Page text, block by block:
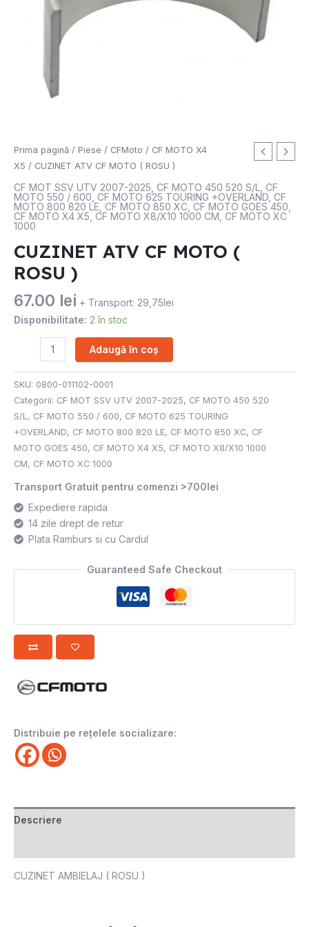
Prima pagină / Piese / CFMoto / CF MOTO X4
X5 / CUZINET ATV CF MOTO ( ROSU )
CF MOT SSV UTV 2007-2025 CF MOTO 450 520 S/L
CF
MOTO 550 / 600 CF MOTO 625 TOURING +OVERLAND CF
MOTO 800 820 LE CF MOTO 850 XC CF MOTO GOES 450
CF MOTO X4 X5 CF MOTO X8/X10 1000 CM CF MOTO XC
1000
CUZINET ATV CF MOTO (
ROSU )
67.00 lei + Transport: 29,75lei
Disponibilitate: 2 în stoc
Cantitate
CUZINET
ATV
CF
MOTO
(
ROSU
)
Adaugă în coș
SKU: 0800-011102-0001
Categorii: CF MOT SSV UTV 2007-2025, CF MOTO 450 520
S/L , CF MOTO 550 / 600, CF MOTO 625 TOURING
+OVERLAND, CF MOTO 800 820 LE, CF MOTO 850 XC, CF
MOTO GOES 450, CF MOTO X4 X5, CF MOTO X8/X10 1000
CM, CF MOTO XC 1000
Transport Gratuit pentru comenzi >700lei
Expediere rapida
14 zile drept de retur
Plata Ramburs si cu Cardul
Guaranteed Safe Checkout
Distribuie pe rețelele socializare:
Descriere
CUZINET AMBIELAJ ( ROSU )